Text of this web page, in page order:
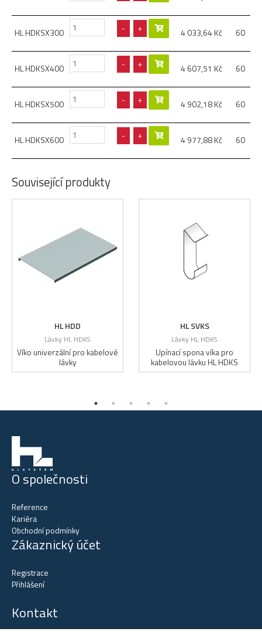
HL HDKSX300 - + 4 033,64 Kč 60
HL HDKSX400 - + 4 607,51 Kč 60
HL HDKSX500 - + 4 902,18 Kč 60
HL HDKSX600 - + 4 977,88 Kč 60
Související produkty
HL HDD
Lávky HL HDKS
Víko univerzální pro kabelové
lávky
HL SVKS
Lávky HL HDKS
Upínací spona víka pro
kabelovou lávku HL HDKS
O společnosti
Reference
Kariéra
Obchodní podmínky
Zákaznický účet
Registrace
Přihlášení
Kontakt